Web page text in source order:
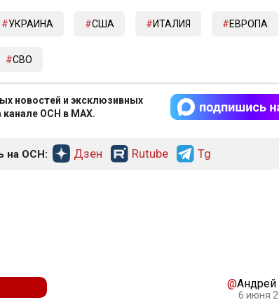
УКРАИНА США ИТАЛИЯ ЕВРОПА
СВО
новостей и эксклюзивных
ОСН в MAX.
на ОСН: Дзен Rutube Tg
@Андрей
6 июня